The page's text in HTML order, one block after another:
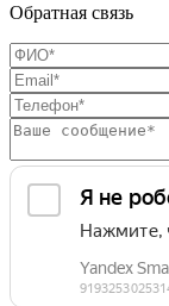
Обратная связь